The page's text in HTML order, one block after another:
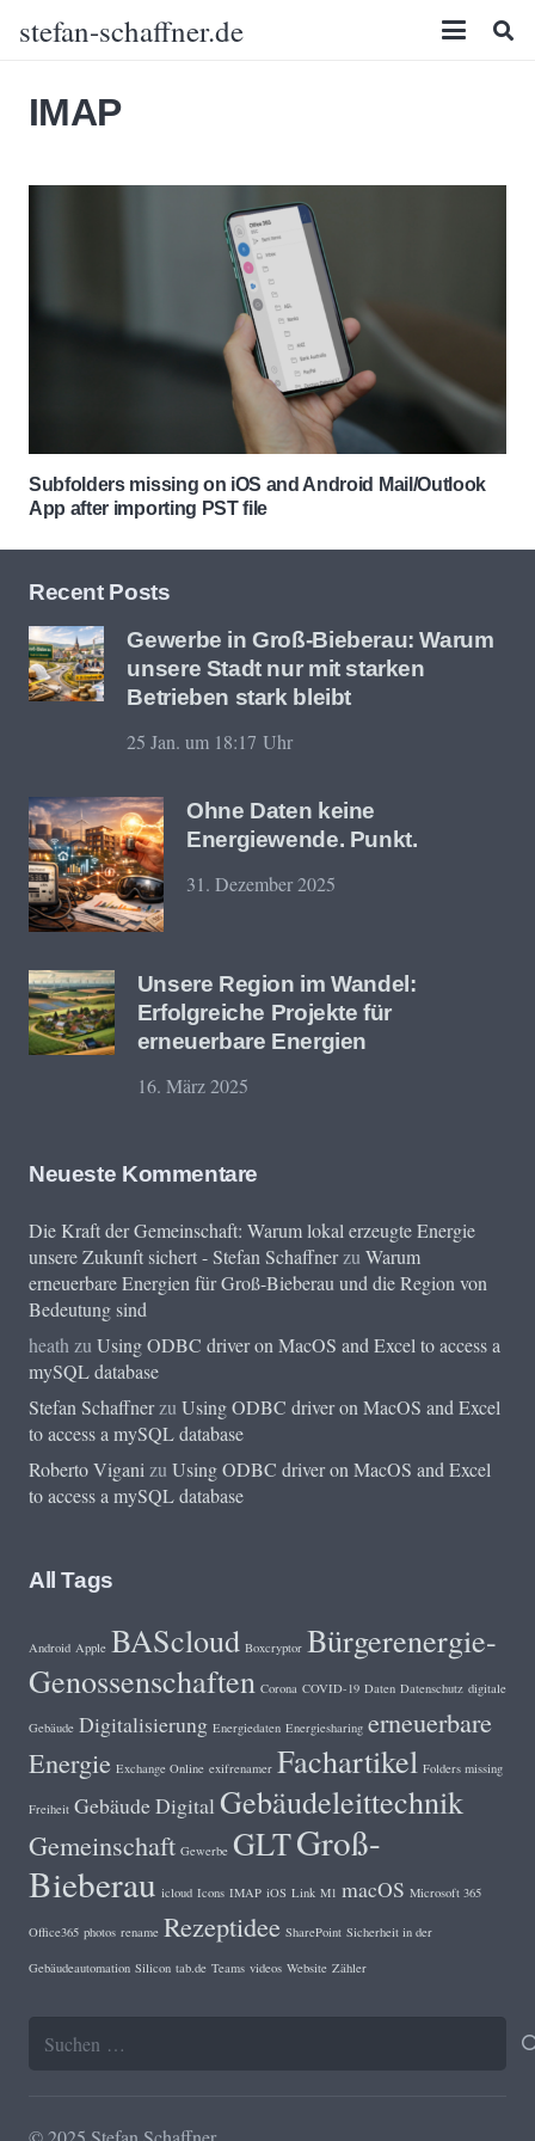
stefan-schaffner.de
IMAP
Subfolders missing on iOS and Android Mail/Outlook
App after importing PST file
Recent Posts
Gewerbe in Groß-Bieberau: Warum
unsere Stadt nur mit starken
Betrieben stark bleibt
25 Jan. um 18:17 Uhr
Ohne Daten keine
Energiewende. Punkt.
31. Dezember 2025
Unsere Region im Wandel:
Erfolgreiche Projekte für
erneuerbare Energien
16. März 2025
Neueste Kommentare
Die Kraft der Gemeinschaft: Warum lokal erzeugte Energie
unsere Zukunft sichert - Stefan Schaffnerzu Warum
erneuerbare Energien für Groß-Bieberau und die Region von
Bedeutung sind
heath zu Using ODBC driver on MacOS and Excel to access a
mySQL database
Stefan Schaffnerzu Using ODBC driver on MacOS and Excel
to access a mySQL database
Roberto Vigani zu Using ODBC driver on MacOS and Excel
to access a mySQL database
All Tags
Android Apple BAScloud Boxcryptor Bürgerenergie-
Genossenschaften Corona COVID-19 Daten Datenschutz digitale
Gebäude Digitalisierung Energiedaten Energiesharing erneuerbare
Energie Exchange Online exifrenamer Fachartikel Folders missing
Freiheit Gebäude Digital Gebäudeleittechnik
Gemeinschaft Gewerbe GLTGroß-
Bieberau icloud Icons IMAP iOS Link M1 macOS Microsoft 365
Office365 photos rename Rezeptidee SharePoint Sicherheit in der
Gebäudeautomation Silicon tab.de Teams videos Website Zähler
Suchen